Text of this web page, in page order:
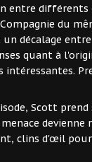
entre différents
du
décalage
quant à
Scott
devienne
clins d'œil